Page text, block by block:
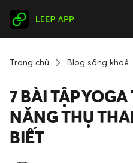
Trang chủ Blog sống khoẻ
7 BÀI TẬP
NĂNG THỤ
BIẾT